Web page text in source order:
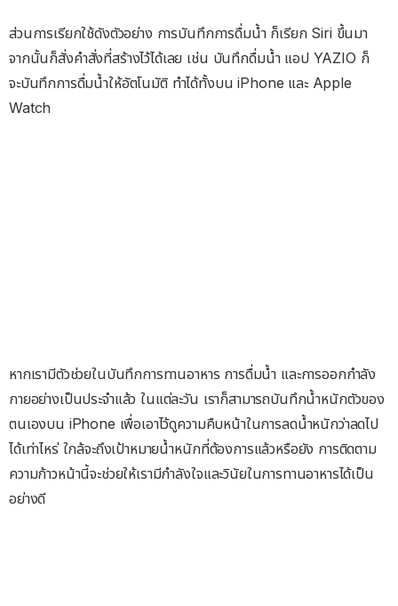
ส่วนการเรียกใช้ดังตัวอย่าง การบันทึกการดื่มน้ำ ก็เรียก Siri ขึ้นมา
จากนั้นก็สั่งคำสั่งที่สร้างไว้ได้เลย เช่น บันทึกดื่มน้ำ แอป YAZIO ก็
จะบันทึกการดื่มน้ำให้อัตโนมัติ ทำได้ทั้งบน iPhone และ Apple
Watch
หากเรามีตัวช่วยในบันทึกการทานอาหาร การดื่มน้ำ และการออกกำลัง
กายอย่างเป็นประจำแล้ว ในแต่ละวัน เราก็สามารถบันทึกน้ำหนักตัวของ
ตนเองบน iPhone เพื่อเอาไว้ดูความคืบหน้าในการลดน้ำหนักว่าลดไป
ได้เท่าไหร่ ใกล้จะถึงเป้าหมายน้ำหนักที่ต้องการแล้วหรือยัง การติดตาม
ความก้าวหน้านี้จะช่วยให้เรามีกำลังใจและวินัยในการทานอาหารได้เป็น
อย่างดี